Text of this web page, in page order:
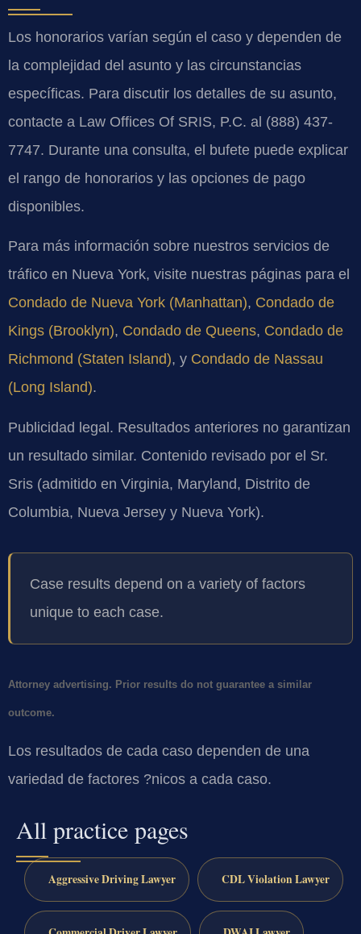
Los honorarios varían según el caso y dependen de
la complejidad del asunto y las circunstancias
específicas. Para discutir los detalles de su asunto,
contacte a Law Offices Of SRIS, P.C. al (888) 437-
7747. Durante una consulta, el bufete puede explicar
el rango de honorarios y las opciones de pago
disponibles.
Para más información sobre nuestros servicios de
tráfico en Nueva York, visite nuestras páginas para el
Condado de Nueva York (Manhattan), Condado de
Kings (Brooklyn), Condado de Queens, Condado de
Richmond (Staten Island), y Condado de Nassau
(Long Island).
Publicidad legal. Resultados anteriores no garantizan
un resultado similar. Contenido revisado por el Sr.
Sris (admitido en Virginia, Maryland, Distrito de
Columbia, Nueva Jersey y Nueva York).
Case results depend on a variety of factors
unique to each case.
Attorney advertising. Prior results do not guarantee a similar
outcome.
Los resultados de cada caso dependen de una
variedad de factores ?nicos a cada caso.
All practice pages
Aggressive Driving Lawyer CDL Violation Lawyer